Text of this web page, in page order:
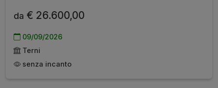
da € 26.600,00
09/09/2026
Terni
senza incanto